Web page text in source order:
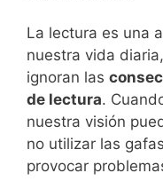
La lectura es una
nuestra vida
ignoran las
de lectura.
nuestra visión
no utilizar las
provocar